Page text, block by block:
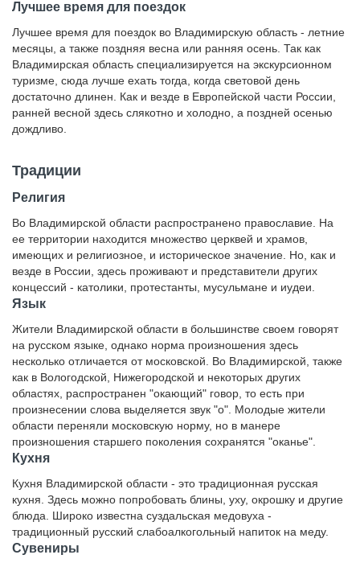
Лучшее время для поездок
Лучшее время для поездок во Владимирскую область - летние
месяцы, а также поздняя весна или ранняя осень. Так как
Владимирская область специализируется на экскурсионном
туризме, сюда лучше ехать тогда, когда световой день
достаточно длинен. Как и везде в Европейской части России,
ранней весной здесь слякотно и холодно, а поздней осенью
дождливо.
Традиции
Религия
Во Владимирской области распространено православие. На
ее территории находится множество церквей и храмов,
имеющих и религиозное, и историческое значение. Но, как и
везде в России, здесь проживают и представители других
концессий - католики, протестанты, мусульмане и иудеи.
Язык
Жители Владимирской области в большинстве своем говорят
на русском языке, однако норма произношения здесь
несколько отличается от московской. Во Владимирской, также
как в Вологодской, Нижегородской и некоторых других
областях, распространен "окающий" говор, то есть при
произнесении слова выделяется звук "о". Молодые жители
области переняли московскую норму, но в манере
произношения старшего поколения сохранятся "оканье".
Кухня
Кухня Владимирской области - это традиционная русская
кухня. Здесь можно попробовать блины, уху, окрошку и другие
блюда. Широко известна суздальская медовуха -
традиционный русский слабоалкогольный напиток на меду.
Сувениры